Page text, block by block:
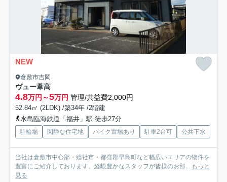
NEW
倉敷市吉岡
ヴュー葦高
4.8万円～5万円 管理/共益費2,000円
52.84㎡ (2LDK) /築34年 /2階建
水島臨海鉄道「福井」駅 徒歩27分
駐輪場 閑静な住宅地 バイク置場あり 駐車2台可 公共下水
当社は倉敷市中心部・総社市・都窪郡早島町など幅広いエリアの物件を
豊富にご紹介しております。経験豊かなスタッフが皆様のお部...
もっと
見る